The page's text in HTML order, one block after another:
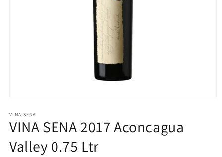
média
1
dans
fenêtre
modale
VINA SENA
VINA SENA 2017 Aconcagua
Valley 0.75 Ltr